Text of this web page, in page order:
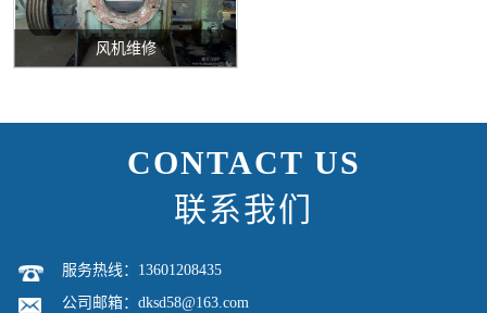
风机维修
CONTACT US
联系我们
服务热线：13601208435
公司邮箱：dksd58@163.com